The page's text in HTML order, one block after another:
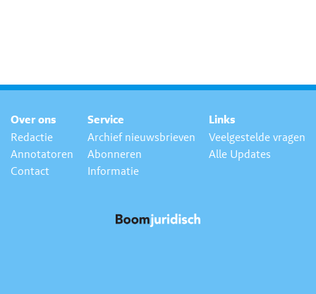
Over ons
Redactie
Annotatoren
Contact
Service
Archief nieuwsbrieven
Abonneren
Informatie
Links
Veelgestelde vragen
Alle Updates